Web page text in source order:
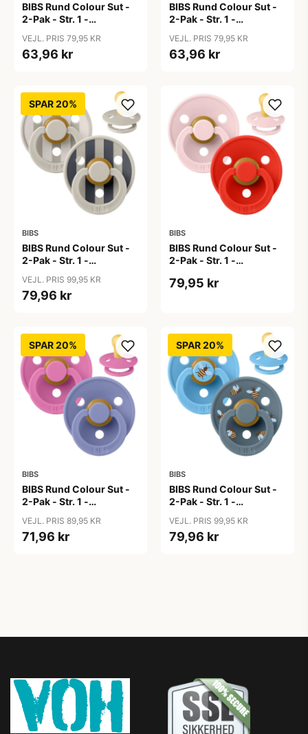
BIBS Rund Colour Sut -
2-Pak - Str. 1 -
Blue/Peri
VEJL. PRIS 79,95 KR
63,96 kr
BIBS Rund Colour Sut -
2-Pak - Str. 1 -
Pink/Bubblegum
VEJL. PRIS 79,95 KR
63,96 kr
SPAR 20%
BIBS
BIBS Rund Colour Sut -
2-Pak - Str. 1 -
Studio - Sand Mix
VEJL. PRIS 99,95 KR
79,96 kr
BIBS
BIBS Rund Colour Sut -
2-Pak - Str. 1 -
Blossom/Candy Apple
79,95 kr
SPAR 20%
BIBS
BIBS Rund Colour Sut -
2-Pak - Str. 1 -
Bubblegum/Peri
VEJL. PRIS 89,95 KR
71,96 kr
SPAR 20%
BIBS
BIBS Rund Colour Sut -
2-Pak - Str. 1 -
Bumblebee Studio -
Breeze Mix
VEJL. PRIS 99,95 KR
79,96 kr